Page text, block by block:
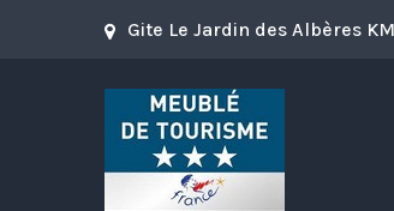
Gite Le Jardin des Albères